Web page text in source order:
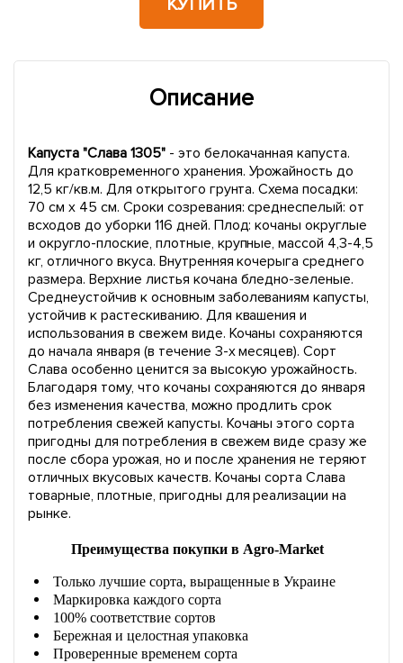
КУПИТЬ
Описание
Капуста "Слава 1305"- это белокачанная капуста.
Для кратковременного хранения. Урожайность до
12,5 кг/кв.м. Для открытого грунта. Схема посадки:
70 см х 45 см. Сроки созревания: среднеспелый: от
всходов до уборки 116 дней. Плод: кочаны округлые
и округло-плоские, плотные, крупные, массой 4,3-4,5
кг, отличного вкуса. Внутренняя кочерыга среднего
размера. Верхние листья кочана бледно-зеленые.
Среднеустойчив к основным заболеваниям капусты,
устойчив к растескиванию. Для квашения и
использования в свежем виде. Кочаны сохраняются
до начала января (в течение 3-х месяцев). Сорт
Слава особенно ценится за высокую урожайность.
Благодаря тому, что кочаны сохраняются до января
без изменения качества, можно продлить срок
потребления свежей капусты. Кочаны этого сорта
пригодны для потребления в свежем виде сразу же
после сбора урожая, но и после хранения не теряют
отличных вкусовых качеств. Кочаны сорта Слава
товарные, плотные, пригодны для реализации на
рынке.
Преимущества покупки в Agro-Market
Только лучшие сорта, выращенные в Украине
Маркировка каждого сорта
100% соответствие сортов
Бережная и целостная упаковка
Проверенные временем сорта